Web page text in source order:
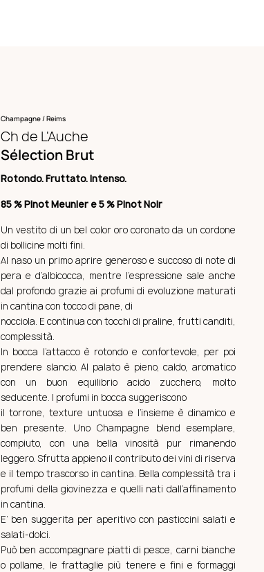
Champagne / Reims
Ch de L'Auche
Sélection Brut
Rotondo. Fruttato. Intenso.
85 % Pinot Meunier e 5 % Pinot Noir
Un vestito di un bel color oro coronato da un cordone
di bollicine molti fini.
Al naso un primo aprire generoso e succoso di note di
pera e d’albicocca, mentre l’espressione sale anche
dal profondo grazie ai profumi di evoluzione maturati
in cantina con tocco di pane, di
nocciola. E continua con tocchi di praline, frutti canditi,
complessità.
In bocca l’attacco è rotondo e confortevole, per poi
prendere slancio. Al palato è pieno, caldo, aromatico
con un buon equilibrio acido zucchero, molto
seducente. I profumi in bocca suggeriscono
il torrone, texture untuosa e l’insieme è dinamico e
ben presente. Uno Champagne blend esemplare,
compiuto, con una bella vinosità pur rimanendo
leggero. Sfrutta appieno il contributo dei vini di riserva
e il tempo trascorso in cantina. Bella complessità tra i
profumi della giovinezza e quelli nati dall’affinamento
in cantina.
E’ ben suggerita per aperitivo con pasticcini salati e
salati-dolci.
Può ben accompagnare piatti di pesce, carni bianche
o pollame, le frattaglie più tenere e fini e formaggi